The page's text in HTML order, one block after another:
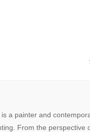
a painter and
From the perspective